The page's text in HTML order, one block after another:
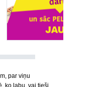
par viņu
ko labu, vai tieši